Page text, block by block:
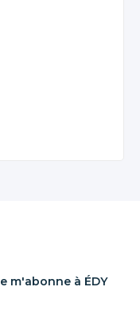
m'abonne à ÉDY